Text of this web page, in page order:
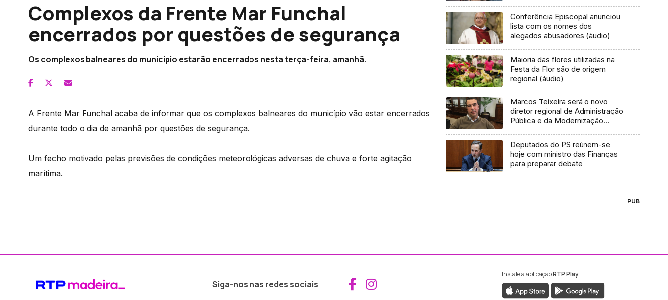
Complexos da Frente Mar Funchal
encerrados por questões de segurança
Os complexos balneares do município estarão encerrados nesta terça-feira, amanhã.
A Frente Mar Funchal acaba de informar que os complexos balneares do município vão estar encerrados
durante todo o dia de amanhã por questões de segurança.
Um fecho motivado pelas previsões de condições meteorológicas adversas de chuva e forte agitação
marítima.
Conferência Episcopal anunciou
lista com os nomes dos
alegados abusadores (áudio)
Maioria das flores utilizadas na
Festa da Flor são de origem
regional (áudio)
Marcos Teixeira será o novo
diretor regional de Administração
Pública e da Modernização
Deputados do PS reúnem-se
hoje com ministro das Finanças
para preparar debate
PUB
Siga-nos nas redes sociais Aceder ao Facebook da RTP Madeira
Aceder ao Instagram da RTP Madeira
Instale a aplicaçãoRTP Play